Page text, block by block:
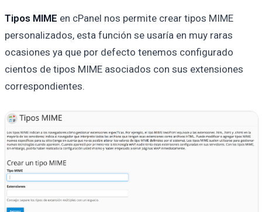
Tipos MIME en cPanel nos permite crear tipos MIME
personalizados, esta función se usaría en muy raras
ocasiones ya que por defecto tenemos configurado
cientos de tipos MIME asociados con sus extensiones
correspondientes.